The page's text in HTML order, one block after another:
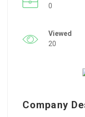
0
Viewed
20
Company